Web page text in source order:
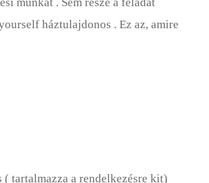
háztulajdonos . Ez az, amire
( tartalmazza a rendelkezésre kit)